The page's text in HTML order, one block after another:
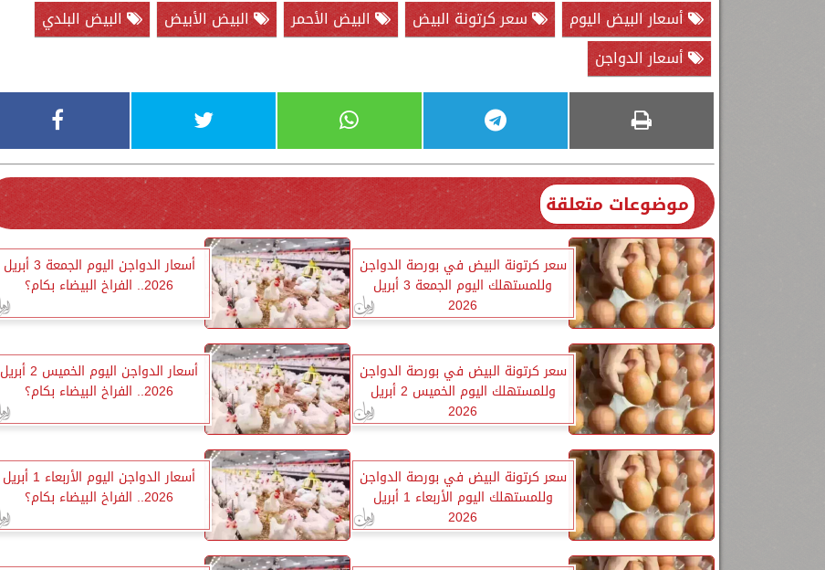
أسعار البيض اليوم
سعر كرتونة البيض البيض الأحمر البيض الأبيض
البيض البلدي
أسعار الدواجن
موضوعات متعلقة
سعر كرتونة البيض في بورصة الدواجن
وللمستهلك اليوم الجمعة 3 أبريل
2026
أسعار الدواجن اليوم الجمعة 3 أبريل
2026.. الفراخ البيضاء بكام؟
سعر كرتونة البيض في بورصة الدواجن
وللمستهلك اليوم الخميس 2 أبريل
2026
أسعار الدواجن اليوم الخميس 2 أبريل
2026.. الفراخ البيضاء بكام؟
سعر كرتونة البيض في بورصة الدواجن
وللمستهلك اليوم الأربعاء 1 أبريل
2026
أسعار الدواجن اليوم الأربعاء 1 أبريل
2026.. الفراخ البيضاء بكام؟